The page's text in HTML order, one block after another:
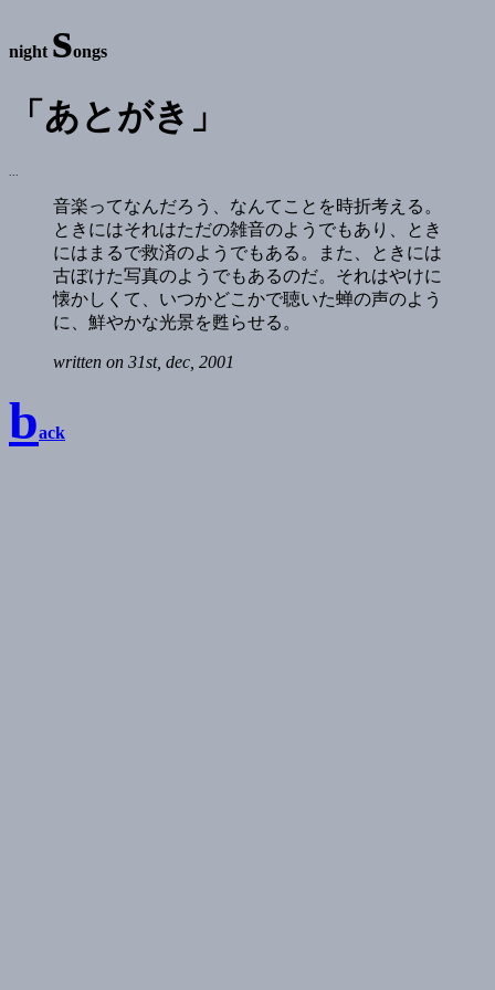
night songs
「あとがき」
音楽ってなんだろう、なんてことを時折考える。
ときにはそれはただの雑音のようでもあり、とき
にはまるで救済のようでもある。また、ときには
古ぼけた写真のようでもあるのだ。それはやけに
懐かしくて、いつかどこかで聴いた蝉の声のよう
に、鮮やかな光景を甦らせる。
written on 31st, dec, 2001
back